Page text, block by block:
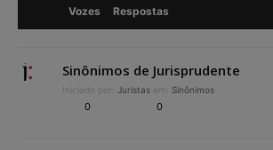
Vozes Respostas
Sinônimos de Jurisprudente
Iniciado por: Juristas em: Sinônimos
0 0